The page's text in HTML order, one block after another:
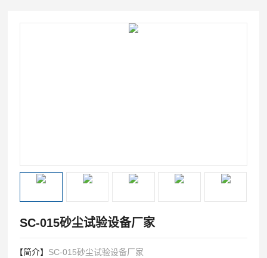
SC-015砂尘试验设备厂家
【简介】 SC-015砂尘试验设备厂家